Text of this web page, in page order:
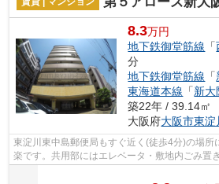
8.3万円
地下鉄御堂筋線 「
分
地下鉄御堂筋線 「
東海道本線 「新大
築22年 / 39.14㎡
大阪府大阪市東淀
東淀川東中島郵便局もすぐ近く(徒歩4分)の場所
楽です。共用部にはエレベータ・敷地内ごみ置